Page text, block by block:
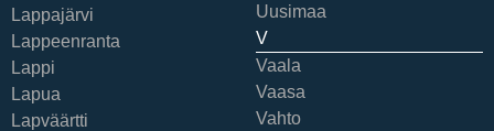
Lappajärvi
Lappeenranta
Lappi
Lapua
Lapväärtti
Uusimaa
V
Vaala
Vaasa
Vahto